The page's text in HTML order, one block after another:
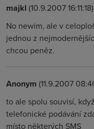
majkl (10.9.2007 16:11:18)
No newim, ale v
jednou z
chcou peněz.
Anonym (11.9.2007
to ale spolu souvisí,
telefonické podávání
místo některých SMS